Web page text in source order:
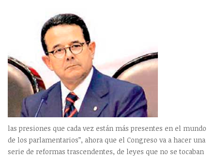
las presiones que cada vez están más presentes en el mundo
de los parlamentarios”, ahora que el Congreso va a hacer una
serie de reformas trascendentes, de leyes que no se tocaban